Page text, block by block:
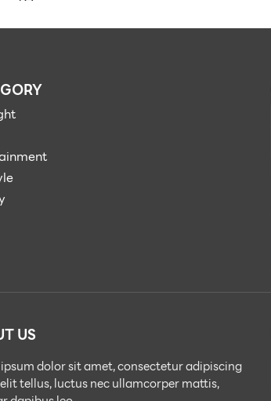
US
dolor sit amet, consectetur adipiscing
tellus, luctus nec ullamcorper mattis,